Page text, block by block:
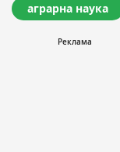
аграрна наука